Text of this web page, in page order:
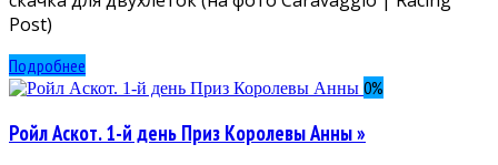
Post)
Подробнее
0%
Ройл Аскот. 1-й день Приз Королевы Анны »